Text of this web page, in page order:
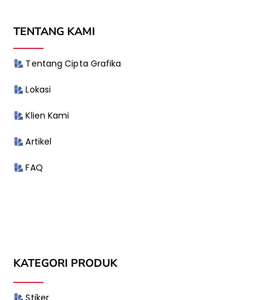
TENTANG KAMI
Tentang Cipta Grafika
Lokasi
Klien Kami
Artikel
FAQ
KATEGORI PRODUK